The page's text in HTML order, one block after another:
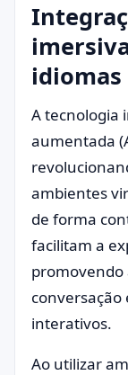
idiomas
A tecnologia
aumentada
ambientes
de forma
facilitam a
promovendo
conversação
interativos.
Ao utilizar